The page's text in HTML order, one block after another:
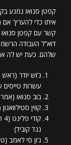
קפטן סנואו נמנע
איתו כדי להעריך אם
קשר עם קפטן סנואו
שלהם. כעת יש לה
ג’וש יודר
עשרות טייסים
בוב סנואו
קווין
נגד קוביד)